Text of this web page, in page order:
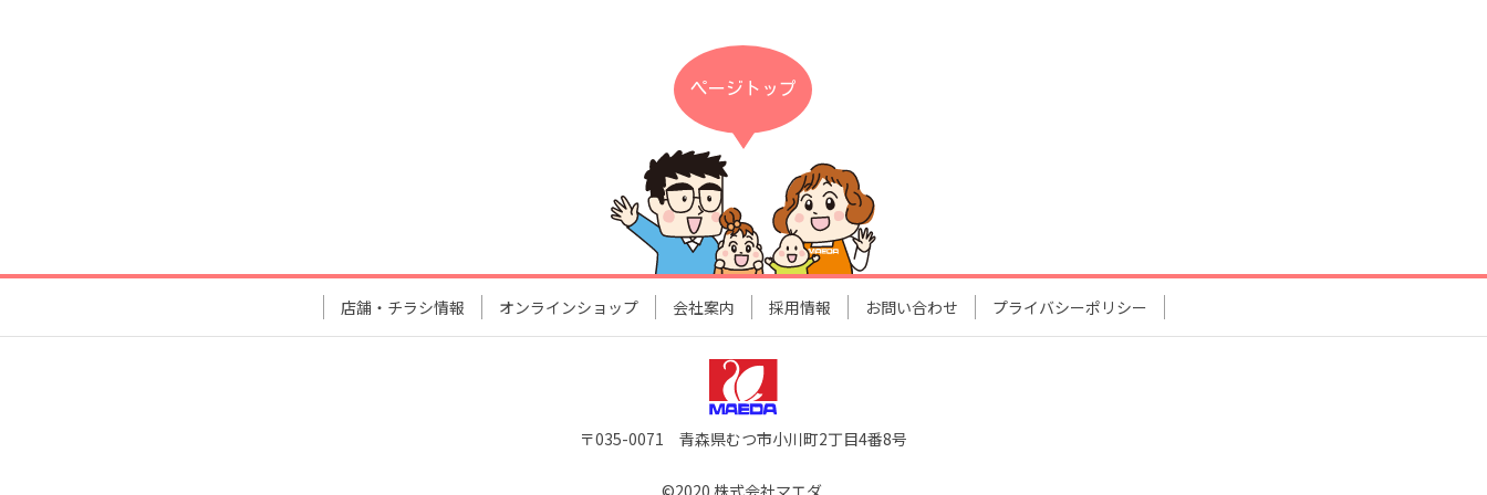
ページトップ
店舗・チラシ情報 オンラインショップ 会社案内 採用情報 お問い合わせ プライバシーポリシー
〒035-0071 青森県むつ市小川町2丁目4番8号
©2020 株式会社マエダ.